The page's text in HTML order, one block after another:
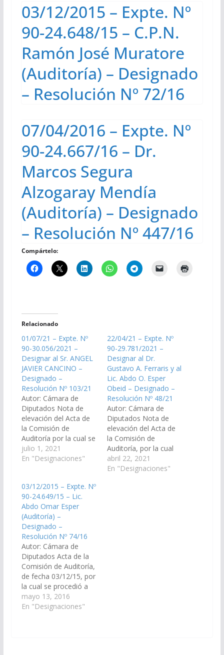
03/12/2015 – Expte. Nº
90-24.648/15 – C.P.N.
Ramón José Muratore
(Auditoría) – Designado
– Resolución Nº 72/16
07/04/2016 – Expte. Nº
90-24.667/16 – Dr.
Marcos Segura
Alzogaray Mendía
(Auditoría) – Designado
– Resolución Nº 447/16
Compártelo:
Relacionado
01/07/21 – Expte. Nº
90-30.056/2021 –
Designar al Sr. ANGEL
JAVIER CANCINO –
Designado –
Resolución Nº 103/21
Autor: Cámara de
Diputados Nota de
elevación del Acta de
la Comisión de
Auditoría por la cual se
procedió a seleccionar
al Sr. ANGEL JAVIER
integrar la Auditoría
General de la Provincia.
(Expte. N° 90-
30.056/2021, a la
Comisión de Justicia,
Acuerdos y
Designaciones).
Designado mediante
Resolución…
julio 1, 2021
En "Designaciones"
22/04/21 – Expte. Nº
90-29.781/2021 –
Designar al Dr.
Gustavo A. Ferraris y al
Lic. Abdo O. Esper
Obeid – Designado –
Resolución Nº 48/21
Autor: Cámara de
Diputados Nota de
elevación del Acta de
la Comisión de
Auditoría, por la cual
se procedió a
seleccionar al Dr.
abril 22, 2021
En "Designaciones"
03/12/2015 – Expte. Nº
90-24.649/15 – Lic.
Abdo Omar Esper
(Auditoría) –
Designado –
Resolución Nº 74/16
Autor: Cámara de
Diputados Acta de la
Comisión de Auditoría,
de fecha 03/12/15, por
la cual se procedió a
seleccionar al Lic. Abdo
Omar Esper, D.N.I. Nº
mayo 13, 2016
En "Designaciones"